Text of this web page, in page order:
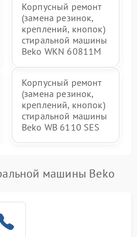
Корпусный ремонт
(замена резинок,
креплений, кнопок)
стиральной машины
Beko WKN 60811M
Корпусный ремонт
(замена резинок,
креплений, кнопок)
стиральной машины
Beko WB 6110 SES
машины Beko